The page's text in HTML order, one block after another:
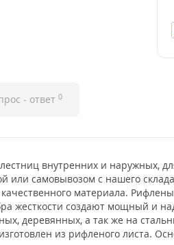
- ответ 0
внутренних и наружных,
или самовывозом с нашего
материала.
жесткости создают мощный и
деревянных, а так же на
из рифленого листа.